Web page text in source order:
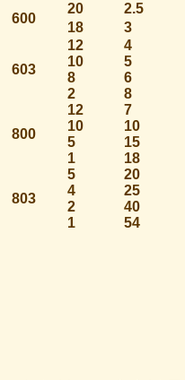
600
20 2.5
18 3
603
12
4
10 5
8
6
2
8
800
12
7
10 10
5
15
1
18
803
5
20
4 25
2
40
1
54